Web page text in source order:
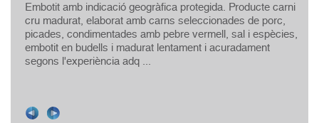
Embotit amb indicació geogràfica protegida. Producte carni
cru madurat, elaborat amb carns seleccionades de porc,
picades, condimentades amb pebre vermell, sal i espècies,
embotit en budells i madurat lentament i acuradament
segons l'experiència adq ...